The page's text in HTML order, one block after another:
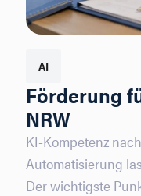
AI
Förderung
NRW
KI-Kompetenz
Automatisierung
Der wichtigste